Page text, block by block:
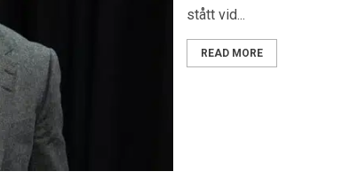
stått vid...
READ MORE